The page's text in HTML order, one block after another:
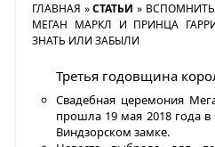
ГЛАВНАЯ »СТАТЬИ » ВСПОМНИТЬ
МЕГАН МАРКЛ И ПРИНЦА
ЗНАТЬ ИЛИ ЗАБЫЛИ
Третья годовщина
Свадебная церемония
прошла 19 мая 2018 года в
Виндзорском замке.